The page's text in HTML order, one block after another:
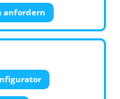
anfordern